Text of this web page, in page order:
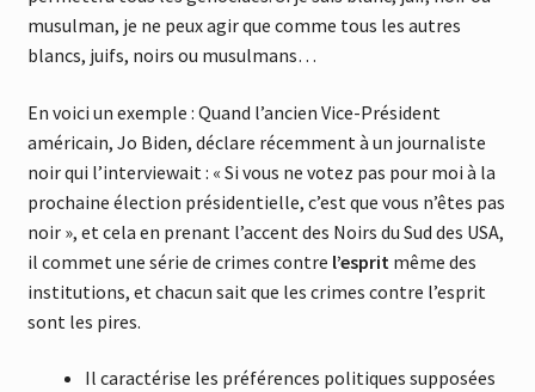
musulman, je ne peux agir que comme tous les autres
blancs, juifs, noirs ou musulmans…
En voici un exemple : Quand l’ancien Vice-Président
américain, Jo Biden, déclare récemment à un journaliste
noir qui l’interviewait : « Si vous ne votez pas pour moi à la
prochaine élection présidentielle, c’est que vous n’êtes pas
noir », et cela en prenant l’accent des Noirs du Sud des USA,
il commet une série de crimes contre l’esprit même des
institutions, et chacun sait que les crimes contre l’esprit
sont les pires.
Il caractérise les préférences politiques supposées